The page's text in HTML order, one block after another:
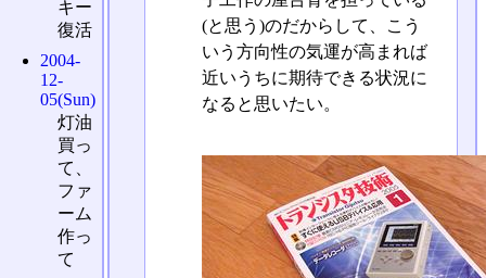
(と思う)のだからして、こう
いう方向性の気運が高まれば
近いうちに期待できる状況に
なると思いたい。
キー
復活
2004-
12-
05(Sun)
灯油
買っ
て、
ファ
ーム
作っ
て